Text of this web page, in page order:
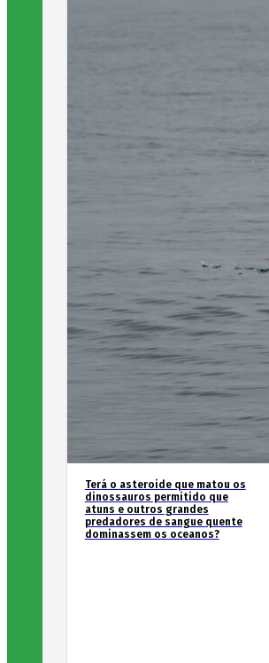
Terá o asteroide que matou os
dinossauros permitido que
atuns e outros grandes
predadores de sangue quente
dominassem os oceanos?